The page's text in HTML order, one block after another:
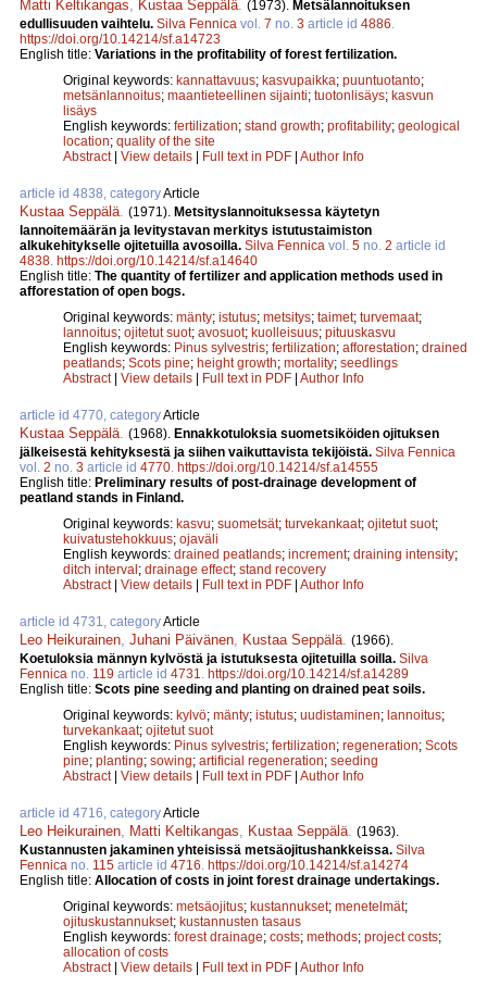
Matti Keltikangas Kustaa Seppälä (1973). Metsälannoituksen
edullisuuden vaihtelu. Silva Fennica vol. 7 no. 3 article id 4886
https://doi.org/10.14214/sf.a14723
English title: Variations in the profitability of forest fertilization.
Original keywords: kannattavuus; kasvupaikka; puuntuotanto;
metsänlannoitus; maantieteellinen sijainti; tuotonlisäys; kasvun
lisäys
English keywords: fertilization; stand growth; profitability; geological
location; quality of the site
Abstract| View details | Full text in PDF | Author Info
article id 4838, categoryArticle
Kustaa Seppälä (1971). Metsityslannoituksessa käytetyn
lannoitemäärän ja levitystavan merkitys istutustaimiston
alkukehitykselle ojitetuilla avosoilla. Silva Fennica vol. 5 no. 2 article id
4838 https://doi.org/10.14214/sf.a14640
English title: The quantity of fertilizer and application methods used in
afforestation of open bogs.
Original keywords: mänty; istutus; metsitys; taimet; turvemaat;
lannoitus; ojitetut suot; avosuot; kuolleisuus; pituuskasvu
English keywords: Pinus sylvestris; fertilization; afforestation; drained
peatlands; Scots pine; height growth; mortality; seedlings
Abstract| View details | Full text in PDF | Author Info
article id 4770, categoryArticle
Kustaa Seppälä (1968). Ennakkotuloksia suometsiköiden ojituksen
jälkeisestä kehityksestä ja siihen vaikuttavista tekijöistä. Silva Fennica
vol. 2 no. 3 article id 4770 https://doi.org/10.14214/sf.a14555
English title: Preliminary results of post-drainage development of
peatland stands in Finland.
Original keywords: kasvu; suometsät; turvekankaat; ojitetut suot;
kuivatustehokkuus; ojaväli
English keywords: drained peatlands; increment; draining intensity;
ditch interval; drainage effect; stand recovery
Abstract| View details | Full text in PDF | Author Info
article id 4731, categoryArticle
Leo Heikurainen Juhani Päivänen Kustaa Seppälä (1966).
Koetuloksia männyn kylvöstä ja istutuksesta ojitetuilla soilla. Silva
Fennica no. 119 article id 4731
https://doi.org/10.14214/sf.a14289
English title: Scots pine seeding and planting on drained peat soils.
Original keywords: kylvö; mänty; istutus; uudistaminen; lannoitus;
turvekankaat; ojitetut suot
English keywords: Pinus sylvestris; fertilization; regeneration; Scots
pine; planting; sowing; artificial regeneration; seeding
Abstract| View details | Full text in PDF | Author Info
article id 4716, categoryArticle
Leo Heikurainen Matti Keltikangas Kustaa Seppälä (1963).
Kustannusten jakaminen yhteisissä metsäojitushankkeissa. Silva
Fennica no. 115 article id 4716 https://doi.org/10.14214/sf.a14274
English title: Allocation of costs in joint forest drainage undertakings.
Original keywords: metsäojitus; kustannukset; menetelmät;
ojituskustannukset; kustannusten tasaus
English keywords: forest drainage; costs; methods; project costs;
allocation of costs
Abstract| View details | Full text in PDF | Author Info